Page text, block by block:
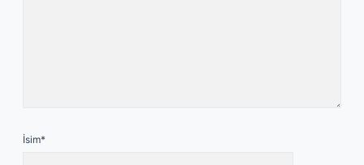
İsim*